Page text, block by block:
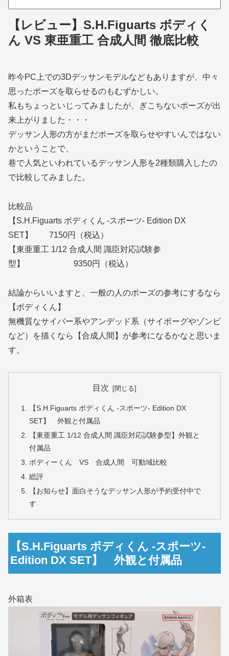
【レビュー】S.H.Figuarts ボディく
ん VS 東亜重工 合成人間 徹底比較
昨今PC上での3Dデッサンモデルなどもありますが、中々
思ったポーズを取らせるのもむずかしい。
私もちょっといじってみましたが、ぎこちないポーズが出
来上がりました・・・
デッサン人形の方がまだポーズを取らせやすいんではない
かということで、
巷で人気といわれているデッサン人形を2種類購入したの
で比較してみました。
比較品
【S.H.Figuarts ボディくん -スポーツ- Edition DX
SET】 7150円（税込）
【東亜重工 1/12 合成人間 識臣対応試験参
型】 9350円（税込）
結論からいいますと、一般の人のポーズの参考にするなら
【ボディくん】
無機質なサイバー系やアンデッド系（サイボーグやゾンビ
など）を描くなら【合成人間】が参考になるかなと思いま
す。
目次
【S.H.Figuarts ボディくん -スポーツ- Edition DX
SET】 外観と付属品
【東亜重工 1/12 合成人間 識臣対応試験参型】外観と
付属品
ボディーくん VS 合成人間 可動域比較
総評
【お知らせ】面白そうなデッサン人形が予約受付中で
す
【S.H.Figuarts ボディくん -スポーツ-
Edition DX SET】 外観と付属品
外箱表